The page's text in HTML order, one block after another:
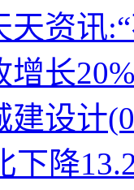
天资讯
增长
建设计
下降